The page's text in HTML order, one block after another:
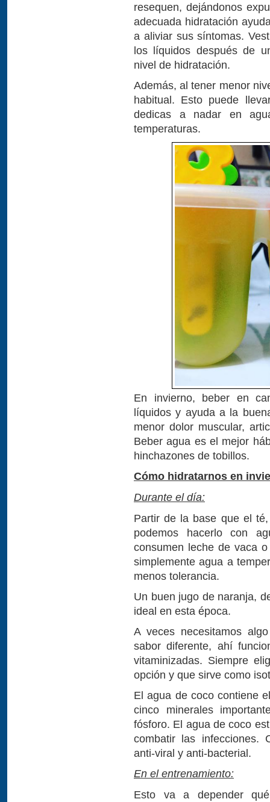
resequen, dejándonos
adecuada hidratación
a aliviar sus síntomas.
los líquidos después de
nivel de hidratación.
Además, al tener menor
habitual. Esto puede
dedicas a nadar en
temperaturas.
En invierno, beber en
líquidos y ayuda a la
menor dolor muscular,
Beber agua es el mejor
hinchazones de tobillos.
Cómo hidratarnos en
Durante el día:
Partir de la base que el
podemos hacerlo con
consumen leche de vaca
simplemente agua a
menos tolerancia.
Un buen jugo de naranja,
ideal en esta época.
A veces necesitamos
sabor diferente, ahí
vitaminizadas. Siempre
opción y que sirve como
El agua de coco contiene
cinco minerales
fósforo. El agua de coco
combatir las infecciones.
anti-viral y anti-bacterial.
En el entrenamiento:
Esto va a depender